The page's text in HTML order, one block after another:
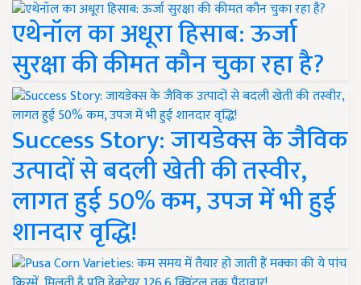
एथेनॉल का अधूरा हिसाब: ऊर्जा
सुरक्षा की कीमत कौन चुका रहा है?
Success Story: जायडेक्स के जैविक
उत्पादों से बदली खेती की तस्वीर,
लागत हुई 50% कम, उपज में भी हुई
शानदार वृद्धि!